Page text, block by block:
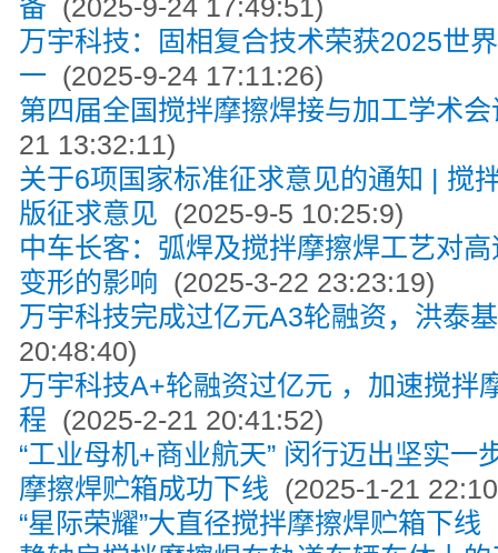
备 (2025-9-24 17:49:51)
万宇科技：固相复合技术荣获2025世
一 (2025-9-24 17:11:26)
第四届全国搅拌摩擦焊接与加工学术
21 13:32:11)
关于6项国家标准征求意见的通知 | 搅
版征求意见 (2025-9-5 10:25:9)
中车长客：弧焊及搅拌摩擦焊工艺对
变形的影响 (2025-3-22 23:23:19)
万宇科技完成过亿元A3轮融资，洪泰
20:48:40)
万宇科技A+轮融资过亿元 ，加速搅拌
程 (2025-2-21 20:41:52)
“工业母机+商业航天” 闵行迈出坚实一
摩擦焊贮箱成功下线 (2025-1-21
“星际荣耀”大直径搅拌摩擦焊贮箱下线